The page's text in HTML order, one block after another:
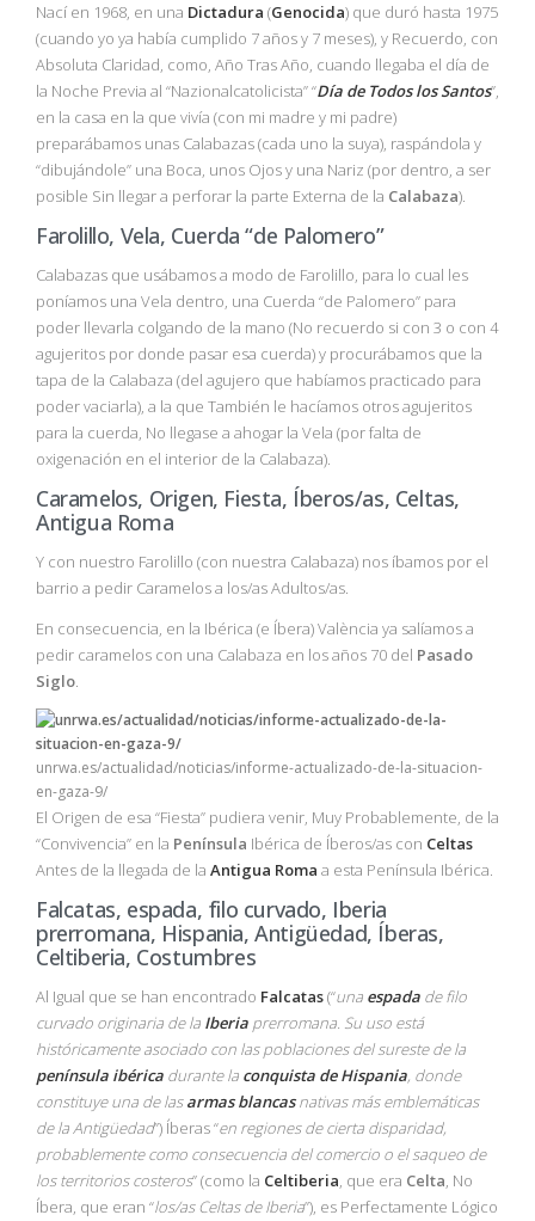
Nací en 1968, en una Dictadura (Genocida) que duró hasta 1975
(cuando yo ya había cumplido 7 años y 7 meses), y Recuerdo, con
Absoluta Claridad, como, Año Tras Año, cuando llegaba el día de
la Noche Previa al “Nazionalcatolicista” “Día de Todos los Santos”,
en la casa en la que vivía (con mi madre y mi padre)
preparábamos unas Calabazas (cada uno la suya), raspándola y
“dibujándole” una Boca, unos Ojos y una Nariz (por dentro, a ser
posible Sin llegar a perforar la parte Externa de la Calabaza).
Farolillo, Vela, Cuerda “de Palomero”
Calabazas que usábamos a modo de Farolillo, para lo cual les
poníamos una Vela dentro, una Cuerda “de Palomero” para
poder llevarla colgando de la mano (No recuerdo si con 3 o con 4
agujeritos por donde pasar esa cuerda) y procurábamos que la
tapa de la Calabaza (del agujero que habíamos practicado para
poder vaciarla), a la que También le hacíamos otros agujeritos
para la cuerda, No llegase a ahogar la Vela (por falta de
oxigenación en el interior de la Calabaza).
Caramelos, Origen, Fiesta, Íberos/as, Celtas,
Antigua Roma
Y con nuestro Farolillo (con nuestra Calabaza) nos íbamos por el
barrio a pedir Caramelos a los/as Adultos/as.
En consecuencia, en la Ibérica (e Íbera) València ya salíamos a
pedir caramelos con una Calabaza en los años 70 del Pasado
Siglo.
unrwa.es/actualidad/noticias/informe-actualizado-de-la-situacion-
en-gaza-9/
El Origen de esa “Fiesta” pudiera venir, Muy Probablemente, de la
“Convivencia” en la Península Ibérica de Íberos/as con Celtas
Antes de la llegada de la Antigua Roma a esta Península Ibérica.
Falcatas, espada, filo curvado, Iberia
prerromana, Hispania, Antigüedad, Íberas,
Celtiberia, Costumbres
Al Igual que se han encontrado Falcatas(“una espada de filo
curvado originaria de la Iberia prerromana. Su uso está
históricamente asociado con las poblaciones del sureste de la
península ibérica durante la conquista de Hispania, donde
constituye una de lasarmas blancasnativas más emblemáticas
de la Antigüedad”) Íberas “en regiones de cierta disparidad,
probablemente como consecuencia del comercio o el saqueo de
los territorios costeros” (como la Celtiberia, que era Celta, No
Íbera, que eran “los/as Celtas de Iberia”), es Perfectamente Lógico